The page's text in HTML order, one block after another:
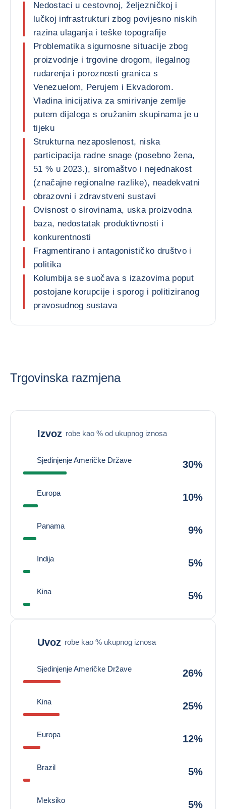
Nedostaci u cestovnoj, željezničkoj i
lučkoj infrastrukturi zbog povijesno niskih
razina ulaganja i teške topografije
Problematika sigurnosne situacije zbog
proizvodnje i trgovine drogom, ilegalnog
rudarenja i poroznosti granica s
Venezuelom, Perujem i Ekvadorom.
Vladina inicijativa za smirivanje zemlje
putem dijaloga s oružanim skupinama je u
tijeku
Strukturna nezaposlenost, niska
participacija radne snage (posebno žena,
51 % u 2023.), siromaštvo i nejednakost
(značajne regionalne razlike), neadekvatni
obrazovni i zdravstveni sustavi
Ovisnost o sirovinama, uska proizvodna
baza, nedostatak produktivnosti i
konkurentnosti
Fragmentirano i antagonističko društvo i
politika
Kolumbija se suočava s izazovima poput
postojane korupcije i sporog i politiziranog
pravosudnog sustava
Trgovinska razmjena
Izvoz robe kao % od ukupnog iznosa
Sjedinjenje Američke Države 30%
Europa 10%
Panama 9%
Indija 5%
Kina 5%
Uvoz robe kao % ukupnog iznosa
Sjedinjenje Američke Države 26%
Kina 25%
Europa 12%
Brazil 5%
Meksiko 5%